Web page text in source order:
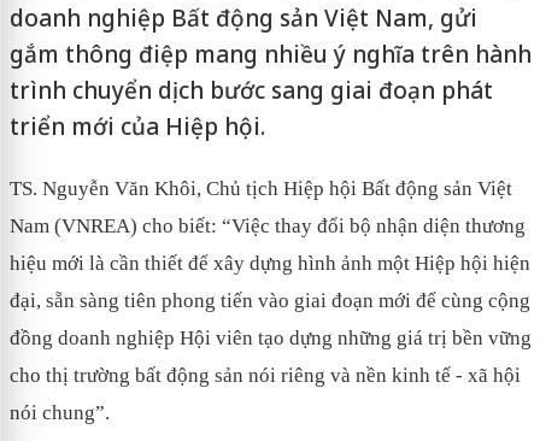
doanh nghiệp Bất động sản Việt Nam, gửi
gắm thông điệp mang nhiều ý nghĩa trên hành
trình chuyển dịch bước sang giai đoạn phát
triển mới của Hiệp hội.
TS. Nguyễn Văn Khôi, Chủ tịch Hiệp hội Bất động sản Việt
Nam (VNREA) cho biết: “Việc thay đổi bộ nhận diện thương
hiệu mới là cần thiết để xây dựng hình ảnh một Hiệp hội hiện
đại, sẵn sàng tiên phong tiến vào giai đoạn mới để cùng cộng
đồng doanh nghiệp Hội viên tạo dựng những giá trị bền vững
cho thị trường bất động sản nói riêng và nền kinh tế - xã hội
nói chung”.